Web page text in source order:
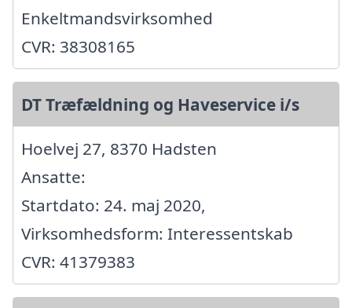
Enkeltmandsvirksomhed
CVR: 38308165
DT Træfældning og Haveservice i/s
Hoelvej 27, 8370 Hadsten
Ansatte:
Startdato: 24. maj 2020,
Virksomhedsform: Interessentskab
CVR: 41379383